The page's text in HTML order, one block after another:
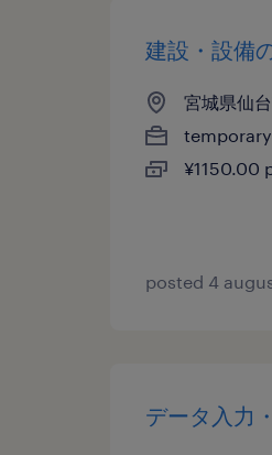
建設・設備
宮城県仙
temporary
¥1150.00
posted 4
データ入力